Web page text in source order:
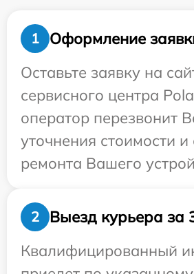
1
Оформление
Оставьте заявку на
сервисного центра
оператор перезвонит
уточнения стоимости и
ремонта Вашего
2
Выезд курьера за
Квалифицированный